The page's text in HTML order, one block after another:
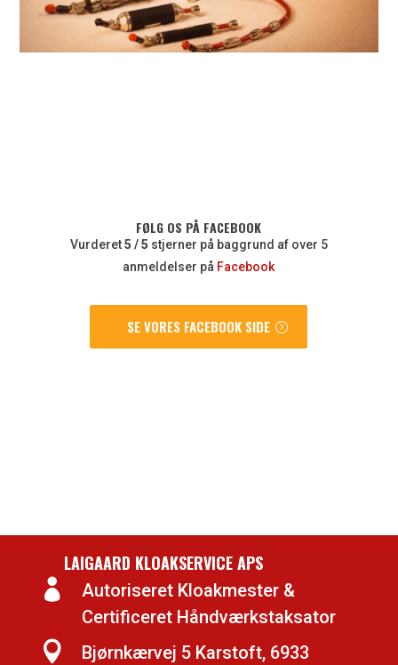
FØLG OS PÅ FACEBOOK
Vurderet5 / 5 stjerner på baggrund af over 5
anmeldelser på​ Facebook
SE VORES FACEBOOK SIDE
LAIGAARD KLOAKSERVICE APS

Autoriseret Kloakmester &
Certificeret Håndværkstaksator

Bjørnkærvej 5 Karstoft, 6933